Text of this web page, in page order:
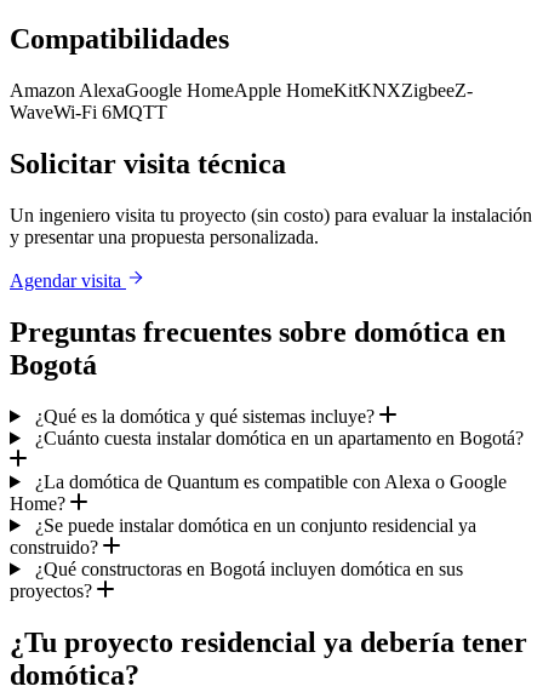
Compatibilidades
Amazon AlexaGoogle HomeApple HomeKitKNXZigbeeZ-
WaveWi-Fi 6MQTT
Solicitar visita técnica
Un ingeniero visita tu proyecto (sin costo) para evaluar la instalación
y presentar una propuesta personalizada.
Agendar visita
Preguntas frecuentes sobre domótica en
Bogotá
¿Qué es la domótica y qué sistemas incluye?
¿Cuánto cuesta instalar domótica en un apartamento en Bogotá?
¿La domótica de Quantum es compatible con Alexa o Google
Home?
¿Se puede instalar domótica en un conjunto residencial ya
construido?
¿Qué constructoras en Bogotá incluyen domótica en sus
proyectos?
¿Tu proyecto residencial ya debería tener
domótica?